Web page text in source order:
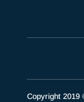
Copyright 2019